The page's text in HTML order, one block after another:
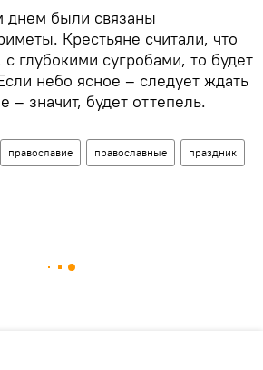
днем были связаны
Крестьяне считали, что
глубокими сугробами, то будет
небо ясное – следует ждать
– значит, будет оттепель.
православие православные праздник